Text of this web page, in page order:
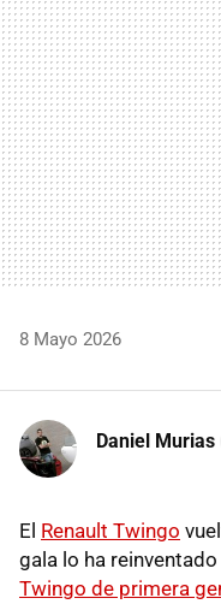
8 Mayo 2026
Daniel Murias
El Renault Twingo
gala lo ha
Twingo de primera